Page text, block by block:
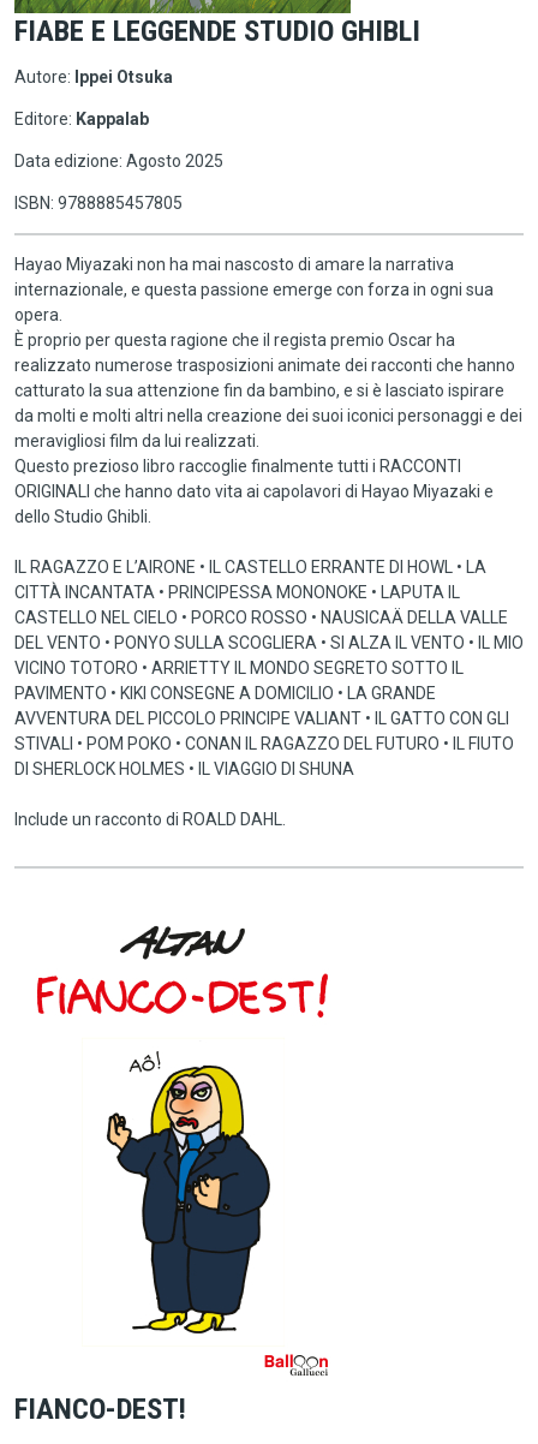
FIABE E LEGGENDE STUDIO GHIBLI
Autore: Ippei Otsuka
Editore: Kappalab
Data edizione: Agosto 2025
ISBN: 9788885457805
Hayao Miyazaki non ha mai nascosto di amare la narrativa
internazionale, e questa passione emerge con forza in ogni sua
opera.
È proprio per questa ragione che il regista premio Oscar ha
realizzato numerose trasposizioni animate dei racconti che hanno
catturato la sua attenzione fin da bambino, e si è lasciato ispirare
da molti e molti altri nella creazione dei suoi iconici personaggi e dei
meravigliosi film da lui realizzati.
Questo prezioso libro raccoglie finalmente tutti i RACCONTI
ORIGINALI che hanno dato vita ai capolavori di Hayao Miyazaki e
dello Studio Ghibli.
IL RAGAZZO E L’AIRONE • IL CASTELLO ERRANTE DI HOWL • LA
CITTÀ INCANTATA • PRINCIPESSA MONONOKE • LAPUTA IL
CASTELLO NEL CIELO • PORCO ROSSO • NAUSICAÄ DELLA VALLE
DEL VENTO • PONYO SULLA SCOGLIERA • SI ALZA IL VENTO • IL MIO
VICINO TOTORO • ARRIETTY IL MONDO SEGRETO SOTTO IL
PAVIMENTO • KIKI CONSEGNE A DOMICILIO • LA GRANDE
AVVENTURA DEL PICCOLO PRINCIPE VALIANT • IL GATTO CON GLI
STIVALI • POM POKO • CONAN IL RAGAZZO DEL FUTURO • IL FIUTO
DI SHERLOCK HOLMES • IL VIAGGIO DI SHUNA
Include un racconto di ROALD DAHL.
FIANCO-DEST!